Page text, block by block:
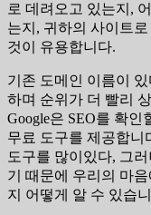
로 데려오고 있는지,
는지, 귀하의 사이트
것이 유용합니다.
기존 도메인 이름이
하며 순위가 더 빨리
Google은 SEO를 확인
무료 도구를 제공합니
도구를 많이있다, 그
기 때문에 우리의 마
지 어떻게 알 수 있습